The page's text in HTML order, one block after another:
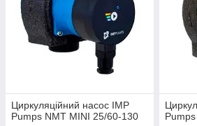
Циркуляційний насос IMP
Pumps NMT MINI 25/60-130